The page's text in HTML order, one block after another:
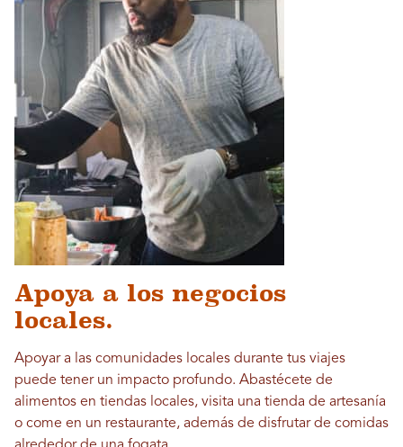
Apoya a los negocios
locales.
Apoyar a las comunidades locales durante tus viajes
puede tener un impacto profundo. Abastécete de
alimentos en tiendas locales, visita una tienda de artesanía
o come en un restaurante, además de disfrutar de comidas